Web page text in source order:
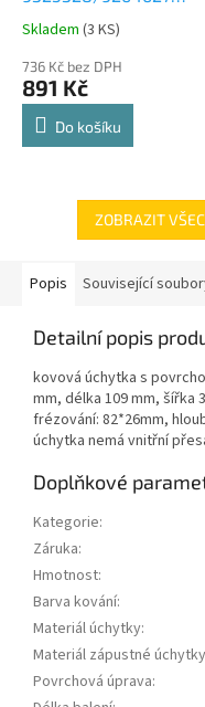
Comfort Spin 360°
police 8kg
Průměrné
produktu
je
4,8
Skladem (3 KS)
736 Kč bez DPH
891 Kč
Do košíku
ZOBRAZIT
Popis Související
Detailní popis
kovová úchytka s
mm, délka 109 mm, šířka
frézování: 82*26mm,
úchytka nemá vnitřní
Doplňkové
Kategorie:
Záruka:
Hmotnost:
Barva kování:
Materiál úchytky:
Materiál zápustné úchytky
Povrchová úprava: